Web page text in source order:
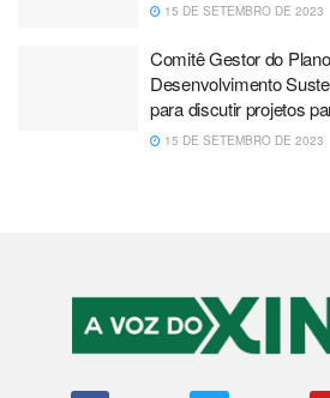
15 DE SETEMBRO DE 2023
Comitê Gestor do
Desenvolvimento
para discutir projetos
15 DE SETEMBRO DE 2023